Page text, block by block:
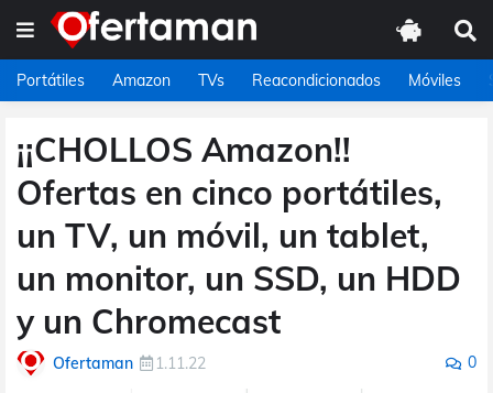
Portátiles Amazon TVs Reacondicionados Móviles
¡¡CHOLLOS Amazon!!
Ofertas en cinco portátiles,
un TV, un móvil, un tablet,
un monitor, un SSD, un HDD
y un Chromecast
Ofertaman 1.11.22 0